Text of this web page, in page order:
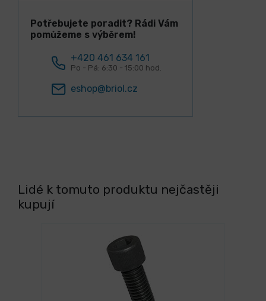
Potřebujete poradit? Rádi Vám
pomůžeme s výběrem!
+420 461 634 161
Po - Pá: 6:30 - 15:00 hod.
eshop@briol.cz
Lidé k tomuto produktu nejčastěji
kupují